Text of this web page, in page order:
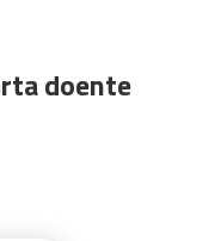
doente